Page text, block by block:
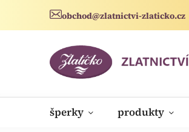
obchod@zlatnictvi-zlaticko.cz
šperky produkty